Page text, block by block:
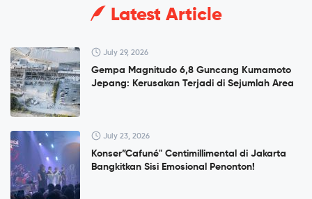
Latest Article
July 29, 2026
Gempa Magnitudo 6,8 Guncang Kumamoto
Jepang: Kerusakan Terjadi di Sejumlah Area
July 23, 2026
Konser”Cafuné" Centimillimental di Jakarta
Bangkitkan Sisi Emosional Penonton!